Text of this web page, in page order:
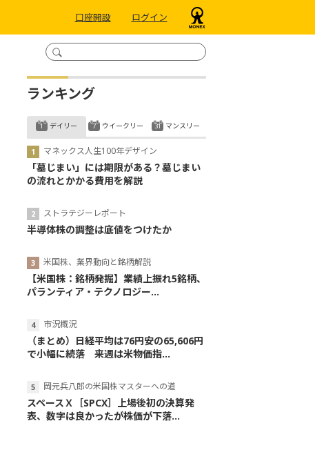
口座開設 ログイン
ランキング
デイリー
マネックス人生100年デザイン
「墓じまい」には期限がある？墓じまい
の流れとかかる費用を解説
ストラテジーレポート
半導体株の調整は底値をつけたか
米国株、業界動向と銘柄解説
【米国株：銘柄発掘】業績上振れ5銘柄、
パランティア・テクノロジー...
市況概況
（まとめ）日経平均は76円安の65,606円
で小幅に続落 来週は米物価指...
岡元兵八郎の米国株マスターへの道
スペースＸ［SPCX］上場後初の決算発
表、数字は良かったが株価が下落...
ウイークリー マンスリー